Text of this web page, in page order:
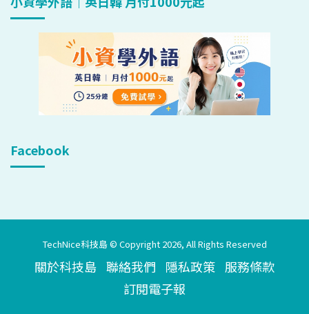
Facebook
TechNice科技島 © Copyright 2026, All Rights Reserved
關於科技島 聯絡我們 隱私政策 服務條款
訂閱電子報